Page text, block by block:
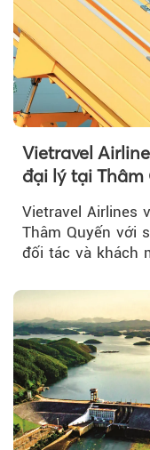
Vietravel
đại lý tại Thâm
đường bay
Vietravel Airlines
Thâm Quyến với
đối tác và khách